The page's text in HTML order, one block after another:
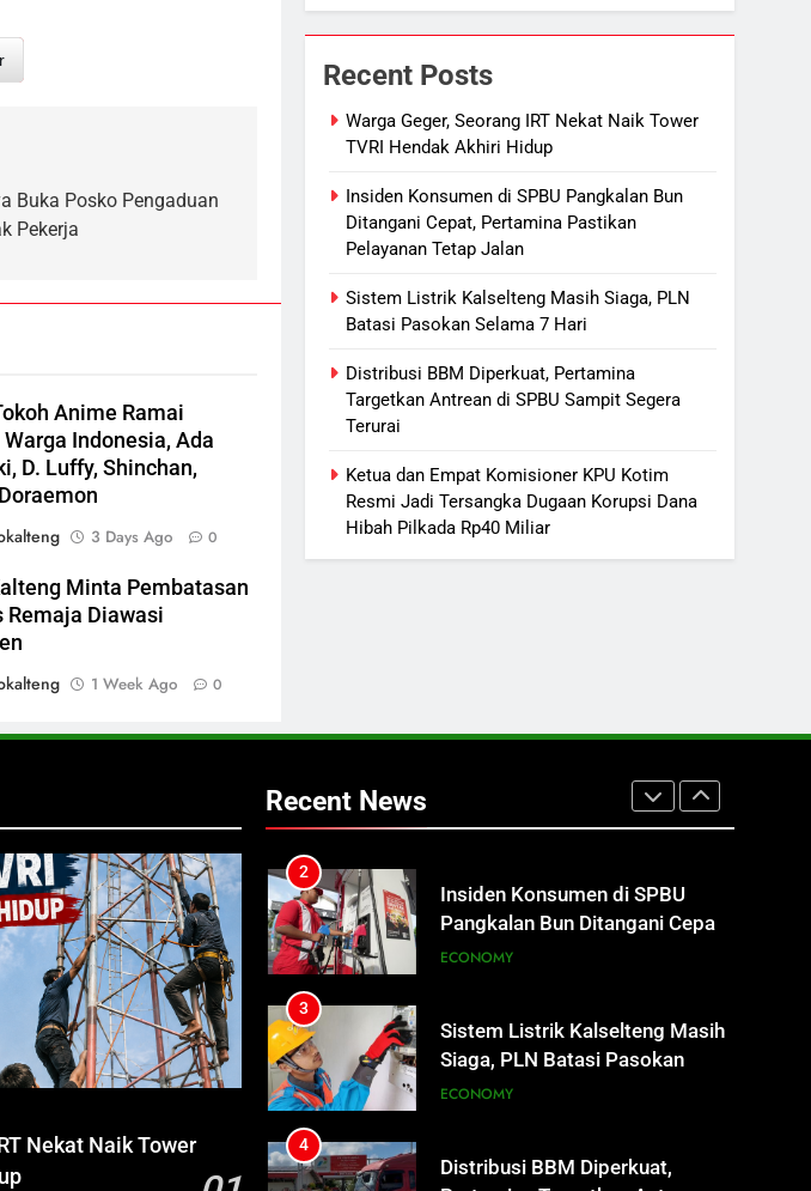
Buka Posko Pengaduan
Pekerja
Anime Ramai
Warga Indonesia, Ada
D. Luffy, Shinchan,
3 Days Ago 0
Minta Pembatasan
Remaja Diawasi
1 Week Ago 0
Recent Posts
Warga Geger, Seorang IRT Nekat Naik Tower
TVRI Hendak Akhiri Hidup
Insiden Konsumen di SPBU Pangkalan Bun
Ditangani Cepat, Pertamina Pastikan
Pelayanan Tetap Jalan
Sistem Listrik Kalselteng Masih Siaga, PLN
Batasi Pasokan Selama 7 Hari
Distribusi BBM Diperkuat, Pertamina
Targetkan Antrean di SPBU Sampit Segera
Terurai
Ketua dan Empat Komisioner KPU Kotim
Resmi Jadi Tersangka Dugaan Korupsi Dana
Hibah Pilkada Rp40 Miliar
Nekat Naik Tower
Recent News
Ketua dan Empat Komisioner
Tersangka Dugaan Korupsi
Dana Hibah Pilkada Rp40 Miliar
HUKUM DAN KRIMINAL
Presiden Prabowo Minta Bahlil
Segera Tuntaskan Pemadaman
Dipakai Warga Indonesia, Ada
Uzumaki, D. Luffy, Shinchan,
NUSANTARA
Tak Ada Lagi Pajak Terlewat,
GIS Mulai Diterapkan di
Palangka Raya
2
Pangkalan Bun Ditangani Cepat,
Pertamina Pastikan Pelayanan
3
Sistem Listrik Kalselteng Masih
Siaga, PLN Batasi Pasokan
Selama 7 Hari
ECONOMY
4
Distribusi BBM Diperkuat,
Pertamina Targetkan Antrean di
SPBU Sampit Segera Terurai
ECONOMY
5
Ketua dan Empat Komisioner